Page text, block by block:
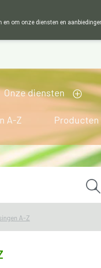
Onze diensten
A-Z Producten
A-Z
om onze diensten en